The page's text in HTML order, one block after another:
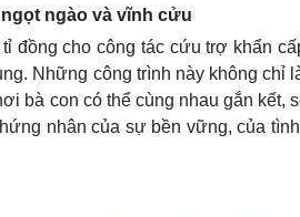
ngào và vĩnh cửu
đồng cho công tác cứu trợ khẩn
Những công trình này không chỉ
bà con có thể cùng nhau gắn kết,
nhân của sự bền vững, của